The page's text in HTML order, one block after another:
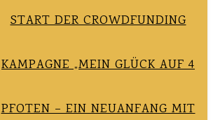
START DER CROWDFUNDING
KAMPAGNE „MEIN GLÜCK AUF 4
PFOTEN – EIN NEUANFANG MIT